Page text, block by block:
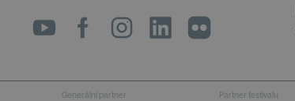
Generální partner Partner festivalu